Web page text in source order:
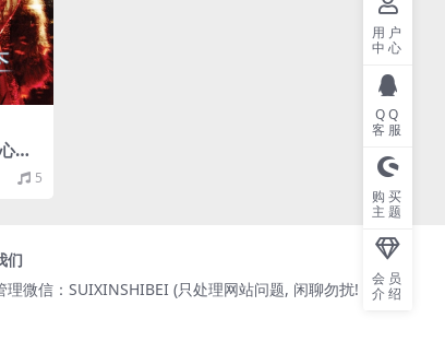
演
5
们
理微信：SUIXINSHIBEI (只处理网站问题, 闲聊勿扰! )
用户
中心
QQ
客服
购买
主题
会员
介绍